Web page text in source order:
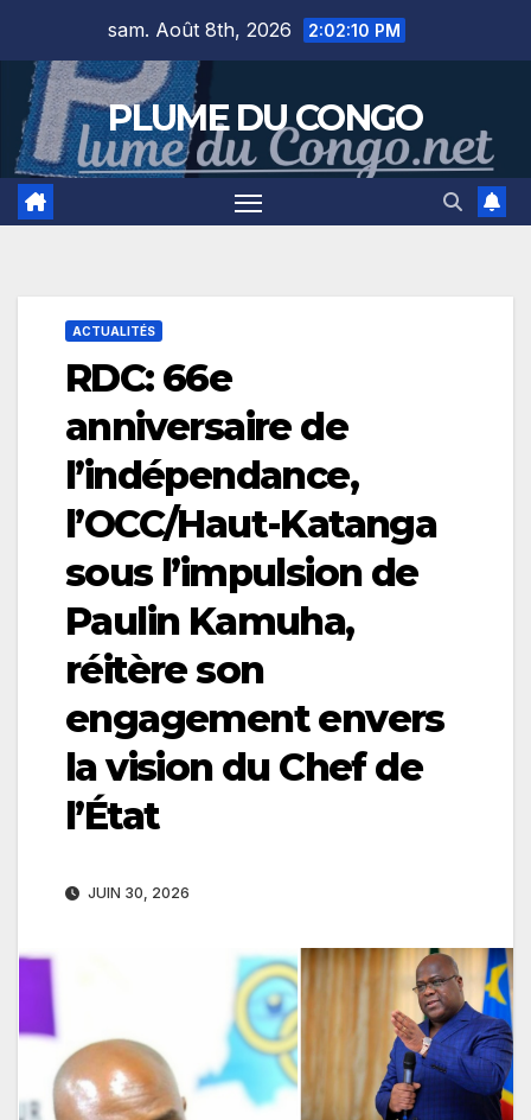
content
sam. Août 8th, 2026 2:02:11 PM
PLUME DU CONGO
ACTUALITÉS
RDC: 66e
anniversaire de
l’indépendance,
l’OCC/Haut-Katanga
sous l’impulsion de
Paulin Kamuha,
réitère son
engagement envers
la vision du Chef de
l’État
JUIN 30, 2026